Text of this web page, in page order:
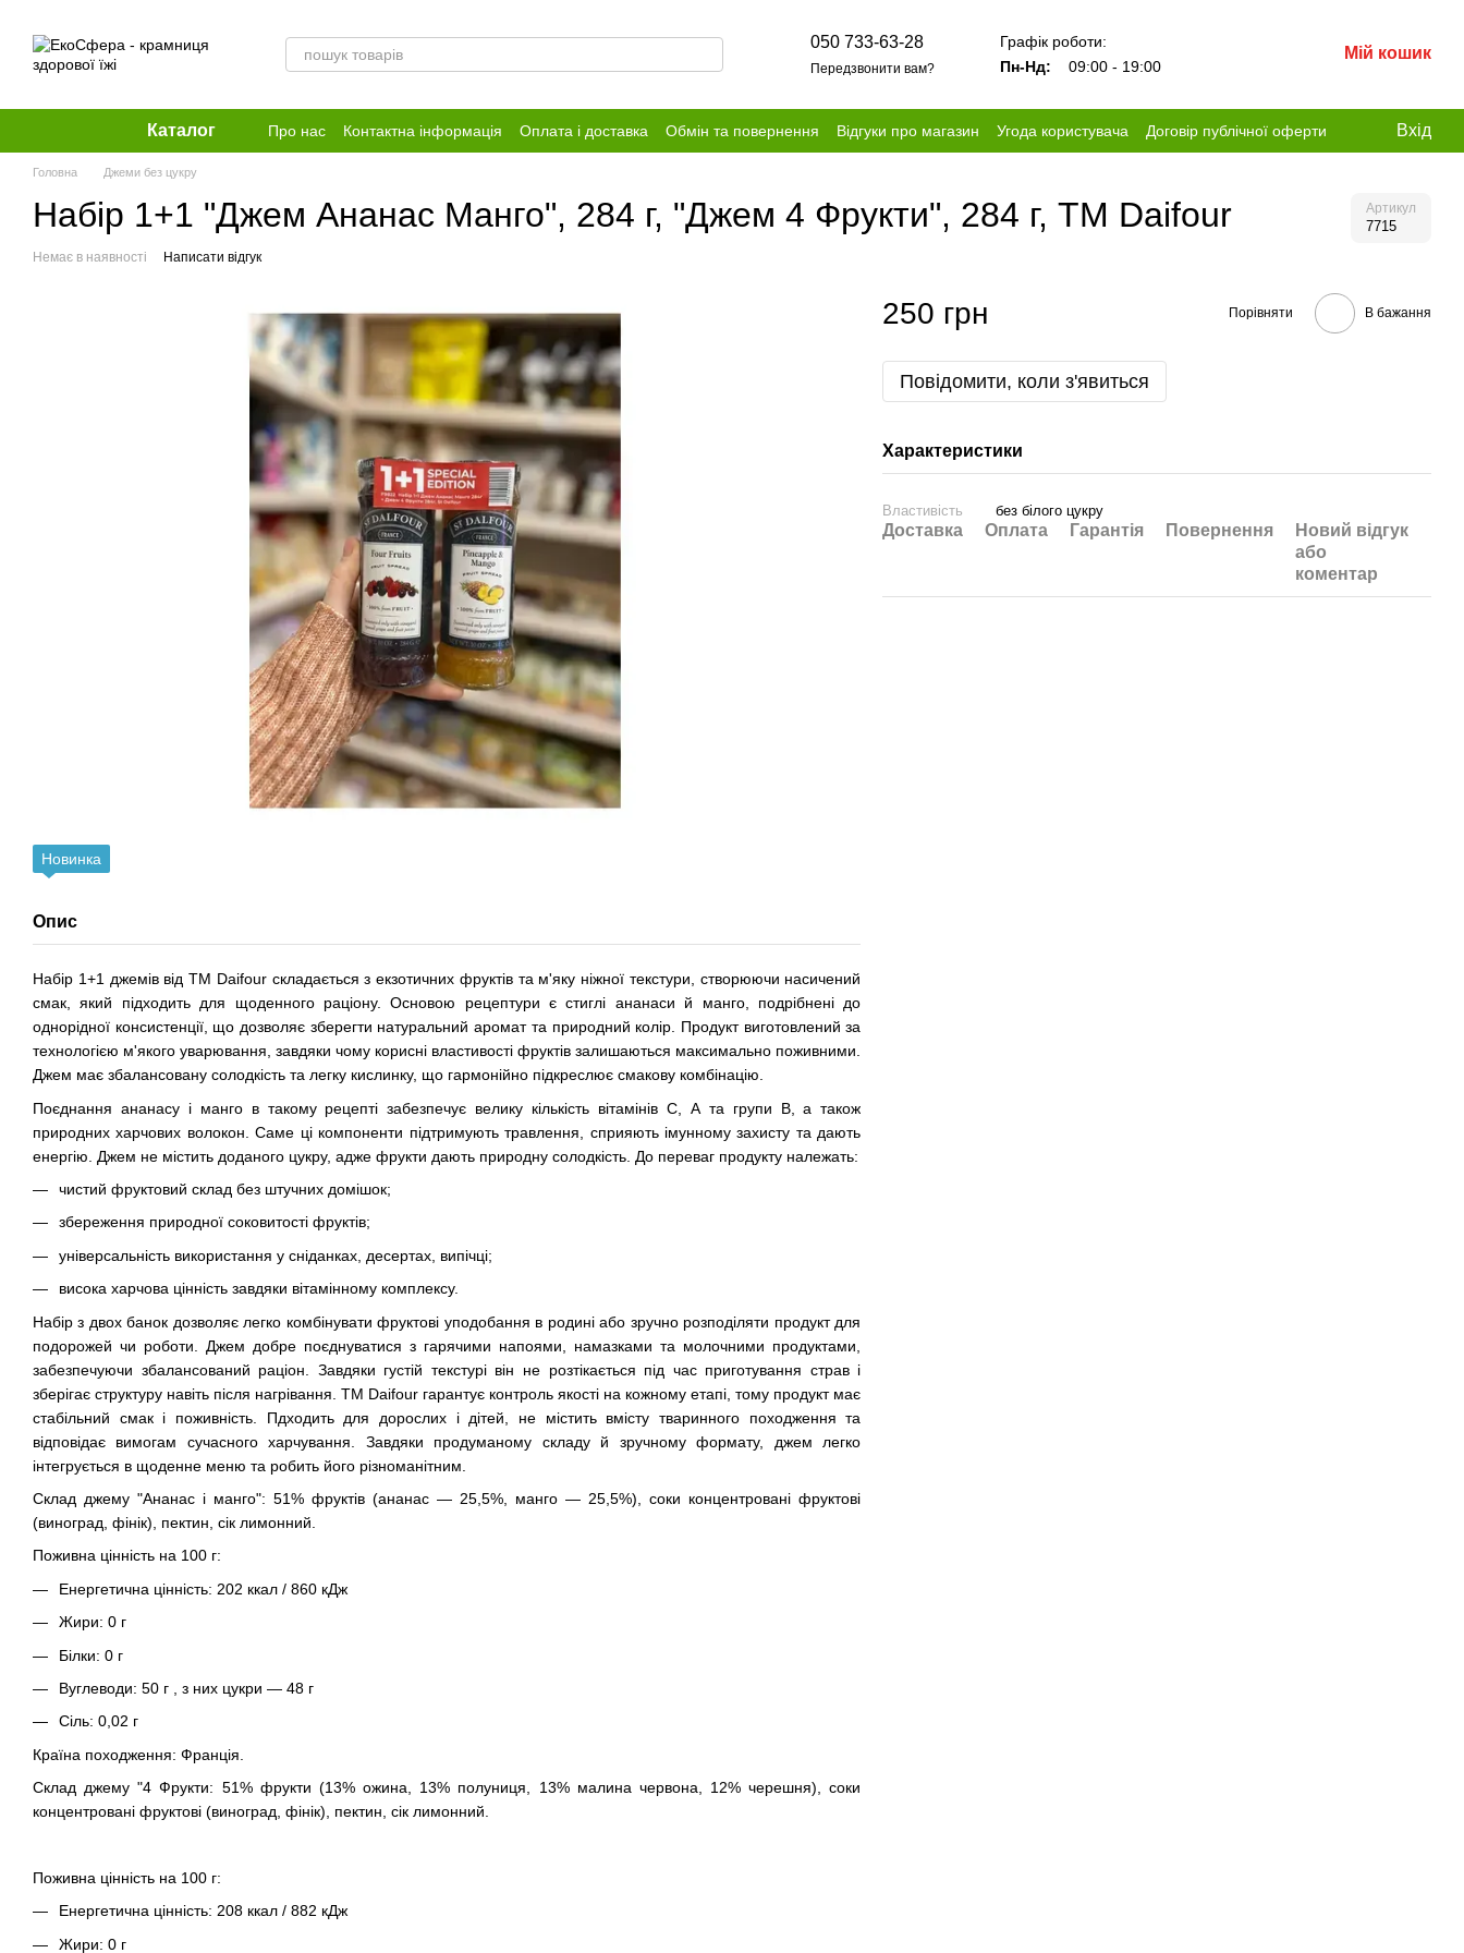
050 733-63-28
Передзвонити вам?
Графік роботи:
Пн-Нд:
09:00 - 19:00
Мій кошик
Каталог Про нас Контактна інформація Оплата і доставка Обмін та повернення Відгуки про магазин Угода користувача Договір публічної оферти Вхід
Головна Джеми без цукру
Набір 1+1 "Джем Ананас Манго", 284 г, "Джем 4 Фрукти", 284 г, ТМ Daifour Артикул
7715
Немає в наявності Написати відгук
Новинка
Опис
Набір 1+1 джемів від ТМ Daifour складається з екзотичних фруктів та м'яку ніжної текстури, створюючи насичений
смак, який підходить для щоденного раціону. Основою рецептури є стиглі ананаси й манго, подрібнені до
однорідної консистенції, що дозволяє зберегти натуральний аромат та природний колір. Продукт виготовлений за
технологією м'якого уварювання, завдяки чому корисні властивості фруктів залишаються максимально поживними.
Джем має збалансовану солодкість та легку кислинку, що гармонійно підкреслює смакову комбінацію.
Поєднання ананасу і манго в такому рецепті забезпечує велику кількість вітамінів С, А та групи В, а також
природних харчових волокон. Саме ці компоненти підтримують травлення, сприяють імунному захисту та дають
енергію. Джем не містить доданого цукру, адже фрукти дають природну солодкість. До переваг продукту належать:
чистий фруктовий склад без штучних домішок;
збереження природної соковитості фруктів;
універсальність використання у сніданках, десертах, випічці;
висока харчова цінність завдяки вітамінному комплексу.
Набір з двох банок дозволяє легко комбінувати фруктові уподобання в родині або зручно розподіляти продукт для
подорожей чи роботи. Джем добре поєднуватися з гарячими напоями, намазками та молочними продуктами,
забезпечуючи збалансований раціон. Завдяки густій ​​текстурі він не розтікається під час приготування страв і
зберігає структуру навіть після нагрівання. ТМ Daifour гарантує контроль якості на кожному етапі, тому продукт має
стабільний смак і поживність. Пдходить для дорослих і дітей, не містить вмісту тваринного походження та
відповідає вимогам сучасного харчування. Завдяки продуманому складу й зручному формату, джем легко
інтегрується в щоденне меню та робить його різноманітним.
Склад джему "Ананас і манго": 51% фруктів (ананас — 25,5%, манго — 25,5%), соки концентровані фруктові
(виноград, фінік), пектин, сік лимонний.
Поживна цінність на 100 г:
Енергетична цінність: 202 ккал / 860 кДж
Жири: 0 г
Білки: 0 г
Вуглеводи: 50 г , з них цукри — 48 г
Сіль: 0,02 г
Країна походження: Франція.
Склад джему "4 Фрукти: 51% фрукти (13% ожина, 13% полуниця, 13% малина червона, 12% черешня), соки
концентровані фруктові (виноград, фінік), пектин, сік лимонний.
Поживна цінність на 100 г:
Енергетична цінність: 208 ккал / 882 кДж
Жири: 0 г
250 грн Порівняти В бажання
Повідомити, коли з'явиться
Характеристики
Властивість без білого цукру
Доставка Оплата Гарантія Повернення
Новий відгук
або
коментар